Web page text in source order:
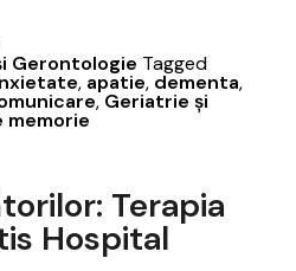
Gerontologie Tagged
, apatie, dementa,
,Geriatrie şi
memorie
Terapia
Hospital